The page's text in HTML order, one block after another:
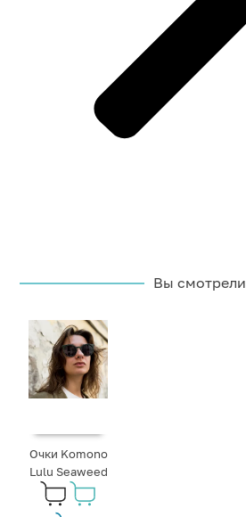
Вы смотрели
Очки Komono
Lulu Seaweed